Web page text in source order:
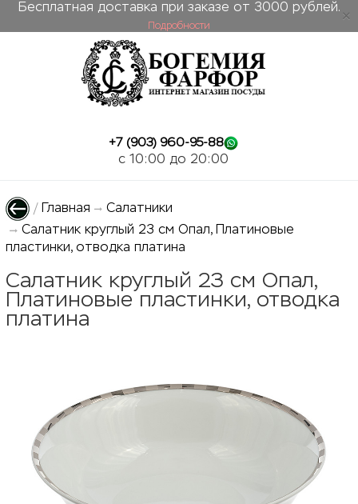
Бесплатная доставка при заказе от 3000 рублей.
Подробности
+7 (903) 960-95-88
c 10:00 до 20:00
/Главная
Салатники
Салатник круглый 23 см Опал, Платиновые
пластинки, отводка платина
Салатник круглый 23 см Опал,
Платиновые пластинки, отводка
платина